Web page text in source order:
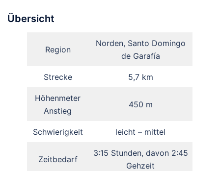
Übersicht
Region
Norden, Santo Domingo
de Garafía
Strecke 5,7 km
Höhenmeter
Anstieg
450 m
Schwierigkeit leicht – mittel
Zeitbedarf
3:15 Stunden, davon 2:45
Gehzeit